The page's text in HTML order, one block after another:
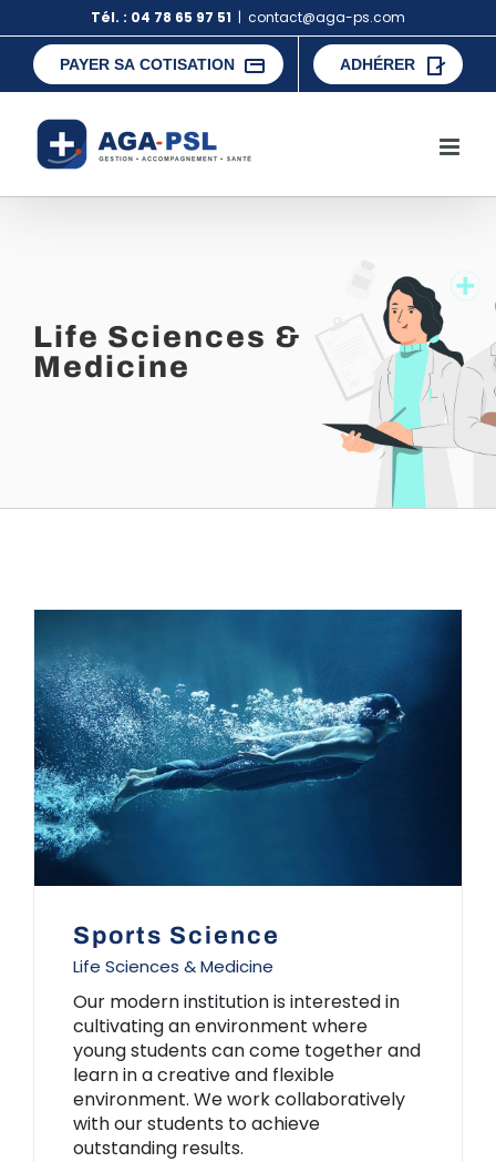
to
content
Tél. : 04 78 65 97 51 | contact@aga-ps.com
PAYER SA COTISATION ADHÉRER
Life Sciences &
Medicine
Sports Science
Life Sciences & Medicine
Our modern institution is interested in
cultivating an environment where
young students can come together and
learn in a creative and flexible
environment. We work collaboratively
with our students to achieve
outstanding results.